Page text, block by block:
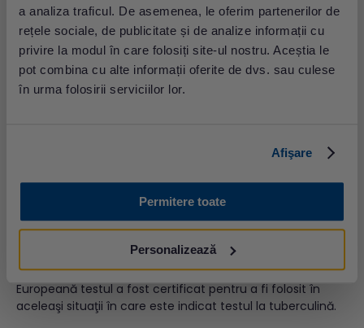
a analiza traficul. De asemenea, le oferim partenerilor de
rețele sociale, de publicitate și de analize informații cu
privire la modul în care folosiți site-ul nostru. Aceștia le
pot combina cu alte informații oferite de dvs. sau culese
în urma folosirii serviciilor lor.
Afişare
Permitere toate
Personalizează
Diagnosticul corect se stabilește
aspiratului bronșic sau al altor produse patologice.
În Laboratoarele Synevo se efectuează testul
QuantiFERON TB Gold Test. Acesta este un test dezvoltat
de firma Cellestis Limited (Australia) și aprobat de FDA în
Mycobacterium tuberculosi
forma latentă, cât şi pentru cea activă. În Comunitatatea
Europeană testul a fost certificat pentru a fi folosit în
aceleaşi situaţii în care este indicat testul la tuberculină.